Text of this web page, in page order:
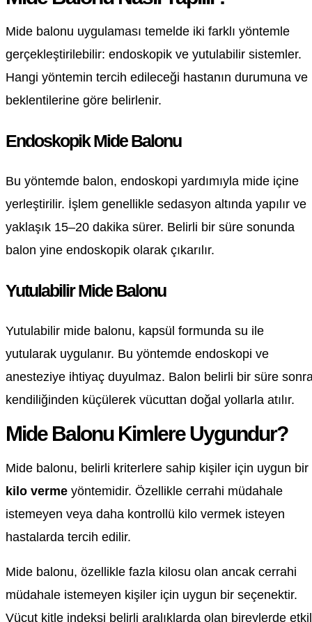
Mide balonu uygulaması temelde iki farklı yöntemle
gerçekleştirilebilir: endoskopik ve yutulabilir sistemler.
Hangi yöntemin tercih edileceği hastanın durumuna ve
beklentilerine göre belirlenir.
Endoskopik Mide Balonu
Bu yöntemde balon, endoskopi yardımıyla mide içine
yerleştirilir. İşlem genellikle sedasyon altında yapılır ve
yaklaşık 15–20 dakika sürer. Belirli bir süre sonunda
balon yine endoskopik olarak çıkarılır.
Yutulabilir Mide Balonu
Yutulabilir mide balonu, kapsül formunda su ile
yutularak uygulanır. Bu yöntemde endoskopi ve
anesteziye ihtiyaç duyulmaz. Balon belirli bir süre
kendiliğinden küçülerek vücuttan doğal yollarla atılır.
Mide Balonu Kimlere Uygundur?
Mide balonu, belirli kriterlere sahip kişiler için uygun bir
kilo verme yöntemidir. Özellikle cerrahi müdahale
istemeyen veya daha kontrollü kilo vermek isteyen
hastalarda tercih edilir.
Mide balonu, özellikle fazla kilosu olan ancak cerrahi
müdahale istemeyen kişiler için uygun bir seçenektir.
Vücut kitle indeksi belirli aralıklarda olan bireylerde